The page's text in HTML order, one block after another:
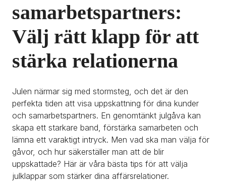
samarbetspartners:
Välj rätt klapp för att
stärka relationerna
Julen närmar sig med stormsteg, och det är den
perfekta tiden att visa uppskattning för dina kunder
och samarbetspartners. En genomtänkt julgåva kan
skapa ett starkare band, förstärka samarbeten och
lämna ett varaktigt intryck. Men vad ska man välja för
gåvor, och hur säkerställer man att de blir
uppskattade? Här är våra bästa tips för att välja
julklappar som stärker dina affärsrelationer.